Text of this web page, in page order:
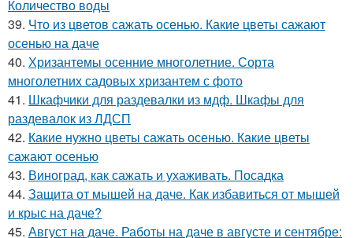
Количество воды
39. Что из цветов сажать осенью. Какие цветы сажают
осенью на даче
40. Хризантемы осенние многолетние. Сорта
многолетних садовых хризантем с фото
41. Шкафчики для раздевалки из мдф. Шкафы для
раздевалок из ЛДСП
42. Какие нужно цветы сажать осенью. Какие цветы
сажают осенью
43. Виноград, как сажать и ухаживать. Посадка
44. Защита от мышей на даче. Как избавиться от мышей
и крыс на даче?
45. Август на даче. Работы на даче в августе и сентябре: